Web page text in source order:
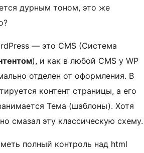
дурным тоном, это же
— это CMS (Система
), и как в любой CMS у WP
отделен от оформления. В
контент страницы, а его
Тема (шаблоны). Хотя
смазал эту классическую схему.
полный контроль над html